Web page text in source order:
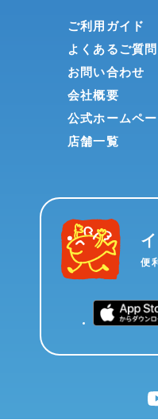
ご利用ガイド
よくあるご質問
お問い合わせ
会社概要
公式ホームペ
店舗一覧
便